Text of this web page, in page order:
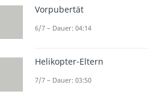
Vorpubertät
6/7 – Dauer: 04:14
Helikopter-Eltern
7/7 – Dauer: 03:50